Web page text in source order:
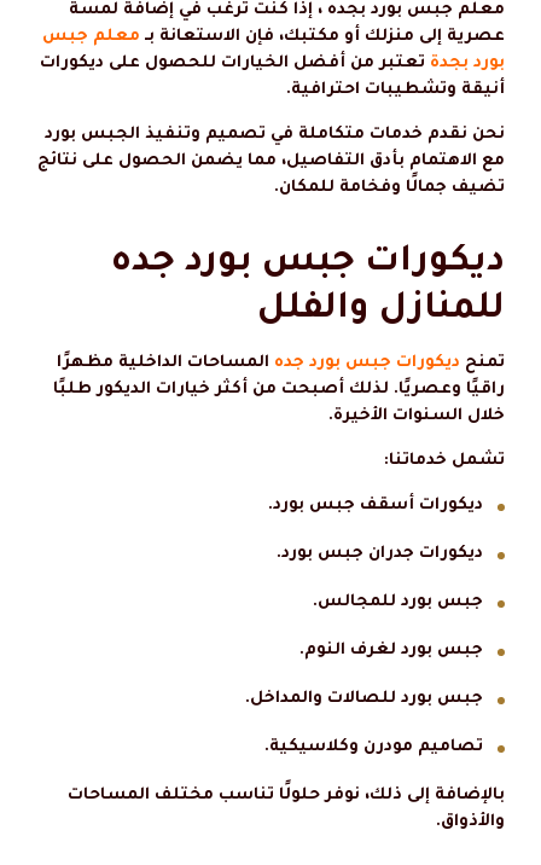
معلم جبس بورد بجده ، إذا كنت ترغب في إضافة لمسة
عصرية إلى منزلك أو مكتبك، فإن الاستعانة بـ معلم جبس
بورد بجدة تعتبر من أفضل الخيارات للحصول على ديكورات
أنيقة وتشطيبات احترافية.
نحن نقدم خدمات متكاملة في تصميم وتنفيذ الجبس بورد
مع الاهتمام بأدق التفاصيل، مما يضمن الحصول على نتائج
تضيف جمالًا وفخامة للمكان.
ديكورات جبس بورد جده
للمنازل والفلل
تمنح ديكورات جبس بورد جده المساحات الداخلية مظهرًا
راقيًا وعصريًا. لذلك أصبحت من أكثر خيارات الديكور طلبًا
خلال السنوات الأخيرة.
تشمل خدماتنا:
ديكورات أسقف جبس بورد.
ديكورات جدران جبس بورد.
جبس بورد للمجالس.
جبس بورد لغرف النوم.
جبس بورد للصالات والمداخل.
تصاميم مودرن وكلاسيكية.
بالإضافة إلى ذلك، نوفر حلولًا تناسب مختلف المساحات
والأذواق.